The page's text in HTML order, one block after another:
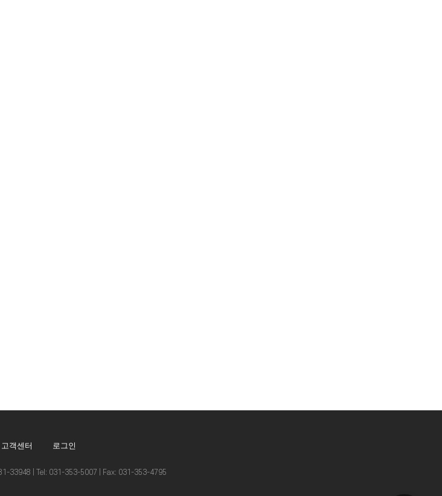
고객센터 로그인
33948 | Tel: 031-353-5007 | Fax: 031-353-4795